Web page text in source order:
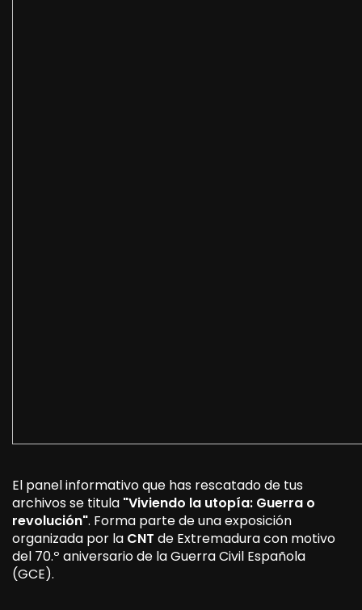
El panel informativo que has rescatado de tus
archivos se titula "Viviendo la utopía: Guerra o
revolución". Forma parte de una exposición
organizada por la CNT de Extremadura con motivo
del 70.º aniversario de la Guerra Civil Española
(GCE).